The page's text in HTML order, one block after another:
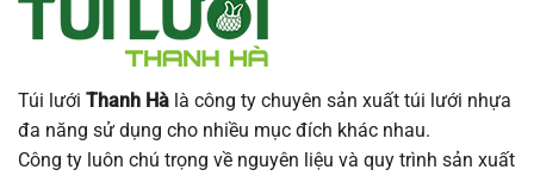
Túi lưới Thanh Hà là công ty chuyên sản xuất túi lưới nhựa
đa năng sử dụng cho nhiều mục đích khác nhau.
Công ty luôn chú trọng về nguyên liệu và quy trình sản xuất